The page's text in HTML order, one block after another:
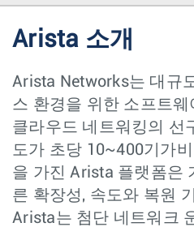
Arista 소개
Arista Networks는 대규
스 환경을 위한 소프트
클라우드 네트워킹의 선
도가 초당 10~400기가
을 가진 Arista 플랫폼은
른 확장성, 속도와 복원
Arista는 첨단 네트워크